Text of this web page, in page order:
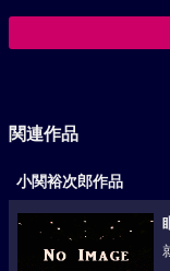
関連作品
小関裕次郎作品